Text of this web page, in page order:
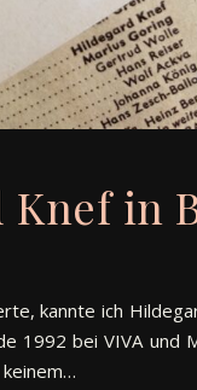
Knef in
kannte ich
1992 bei VIVA und